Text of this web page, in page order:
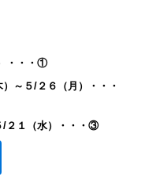
・・・①
～５/２６（月）・・・
２１（水）・・・③